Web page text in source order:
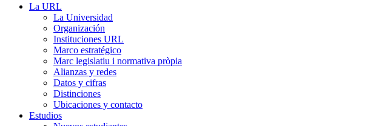
La URL
La Universidad
Organización
Instituciones URL
Marco estratégico
Marc legislatiu i normativa pròpia
Alianzas y redes
Datos y cifras
Distinciones
Ubicaciones y contacto
Estudios